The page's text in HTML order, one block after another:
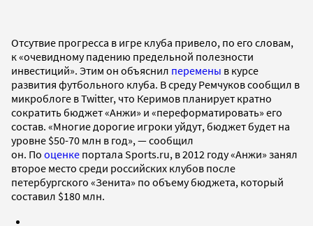
Отсутвие прогресса в игре клуба привело, по его словам,
к «очевидному падению предельной полезности
инвестиций». Этим он объяснил перемены в курсе
развития футбольного клуба. В среду Ремчуков сообщил в
микроблоге в Twitter, что Керимов планирует кратно
сократить бюджет «Анжи» и «переформатировать» его
состав. «Многие дорогие игроки уйдут, бюджет будет на
уровне $50-70 млн в год», — сообщил
он. По оценке портала Sports.ru, в 2012 году «Анжи» занял
второе место среди российских клубов после
петербургского «Зенита» по объему бюджета, который
составил $180 млн.